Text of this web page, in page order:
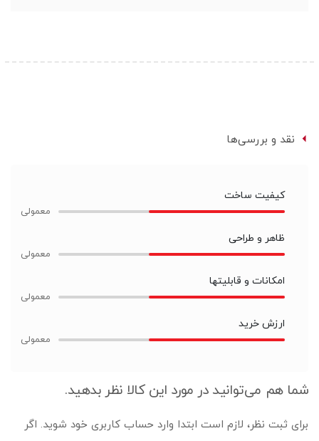
نقد و بررسی‌ها
کیفیت ساخت
ظاهر و طراحی
امکانات و قابلیتها
ارزش خرید
شما هم می‌توانید در مورد این کالا نظر بدهید.
برای ثبت نظر، لازم است ابتدا وارد حساب کاربری خود شوید. اگر